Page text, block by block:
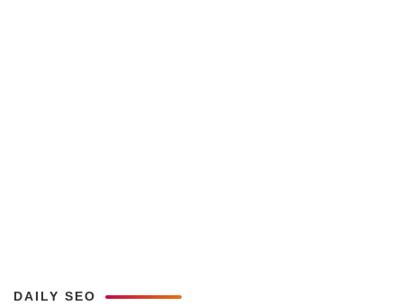
DAILY SEO